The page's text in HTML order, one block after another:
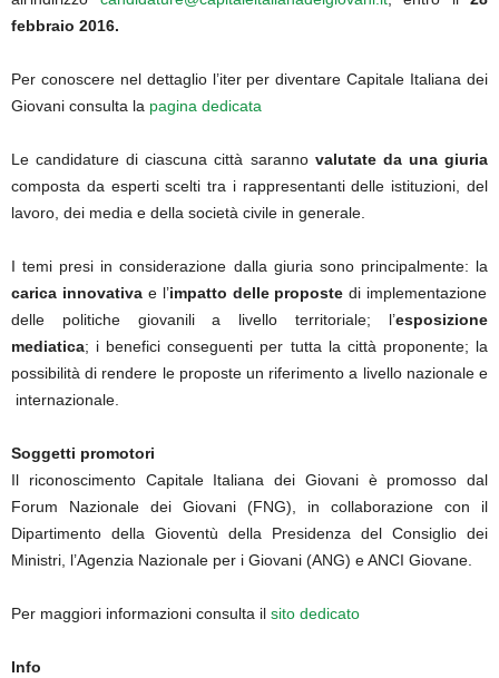
febbraio 2016.
Per conoscere nel dettaglio l’iter per diventare Capitale Italiana dei
Giovani consulta la pagina dedicata
Le candidature di ciascuna città sarannovalutate da una giuria
composta da esperti scelti tra i rappresentanti delle istituzioni, del
lavoro, dei media e della società civile in generale.
I temi presi in considerazione dalla giuria sono principalmente: la
carica innovativae l’impatto delle proposte di implementazione
delle politiche giovanili a livello territoriale; l’esposizione
mediatica; i benefici conseguenti per tutta la città proponente; la
possibilità di rendere le proposte un riferimento a livello nazionale e
internazionale.
Soggetti promotori
Il riconoscimento Capitale Italiana dei Giovani è promosso dal
Forum Nazionale dei Giovani (FNG), in collaborazione con il
Dipartimento della Gioventù della Presidenza del Consiglio dei
Ministri, l’Agenzia Nazionale per i Giovani (ANG) e ANCI Giovane.
Per maggiori informazioni consulta il sito dedicato
Info